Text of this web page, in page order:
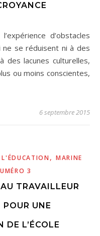
se réduisent ni à des
des lacunes culturelles,
ou moins conscientes,
6 septembre 2015
, MARINE
3
TRAVAILLEUR
UNE
DE L’ÉCOLE